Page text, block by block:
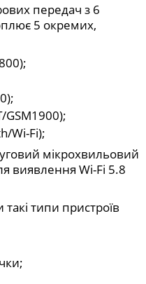
передач з 6
5 окремих,
GSM1900);
Wi-Fi);
мікрохвильовий
виявлення Wi-Fi 5.8
типи пристроїв